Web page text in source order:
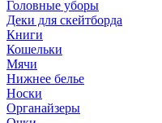
Головные уборы
Деки для скейтборда
Книги
Кошельки
Мячи
Нижнее белье
Носки
Органайзеры